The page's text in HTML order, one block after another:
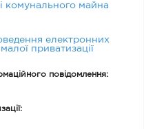
комунального майна
електронних
приватизації
повідомлення: